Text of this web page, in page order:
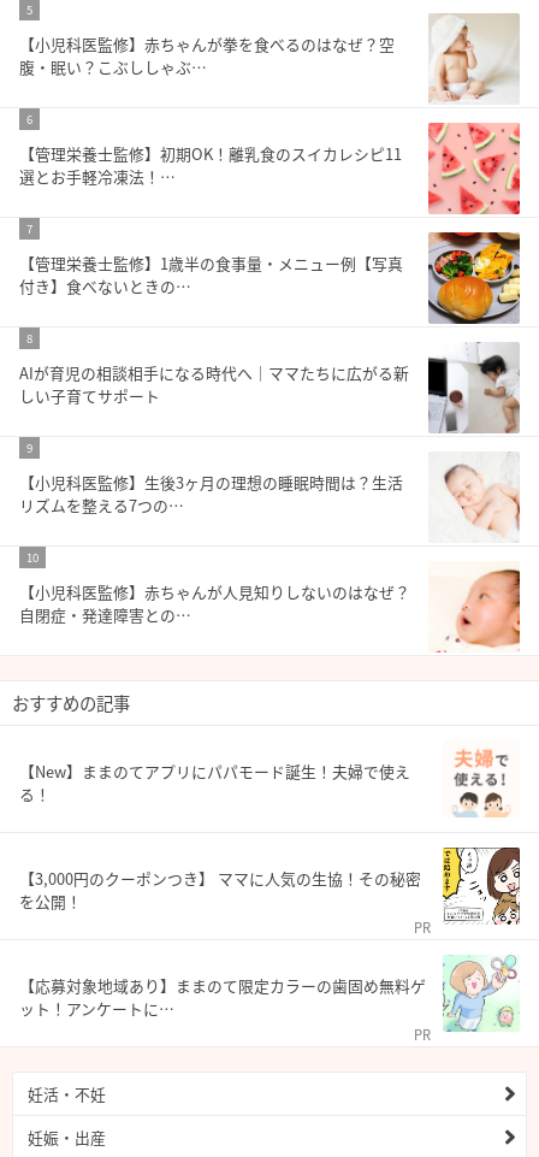
5
【小児科医監修】赤ちゃんが拳を食べるのはなぜ？空
腹・眠い？こぶししゃぶ…
6
【管理栄養士監修】初期OK！離乳食のスイカレシピ11
選とお手軽冷凍法！…
7
【管理栄養士監修】1歳半の食事量・メニュー例【写真
付き】食べないときの…
8
AIが育児の相談相手になる時代へ｜ママたちに広がる新
しい子育てサポート
9
【小児科医監修】生後3ヶ月の理想の睡眠時間は？生活
リズムを整える7つの…
10
【小児科医監修】赤ちゃんが人見知りしないのはなぜ？
自閉症・発達障害との…
おすすめの記事
【New】ままのてアプリにパパモード誕生！夫婦で使え
る！
【3,000円のクーポンつき】 ママに人気の生協！その秘密
を公開！
PR
【応募対象地域あり】ままのて限定カラーの歯固め無料ゲ
ット！アンケートに…
PR
妊活・不妊
妊娠・出産